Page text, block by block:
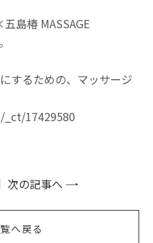
島椿 MASSAGE
するための、マッサージ
17429580
次の記事へ
へ戻る